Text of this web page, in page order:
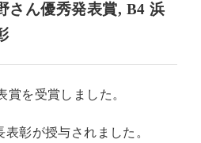
さん優秀発表賞, B4 浜
賞を受賞しました。
彰が授与されました。